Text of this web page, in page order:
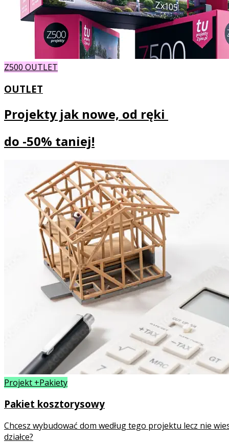
Z500 OUTLET
OUTLET
Projekty jak nowe, od ręki
do -50% taniej!
Projekt +Pakiety
Pakiet kosztorysowy
Chcesz wybudować dom według tego projektu lecz nie
działce?